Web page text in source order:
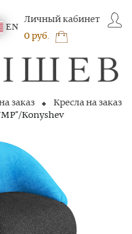
EN
Личный кабинет
0 руб.
заказ
Кресла на заказ
Konyshev